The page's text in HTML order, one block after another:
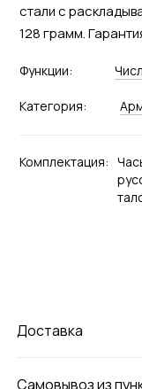
стали с
128 грамм.
Функции:
Категория:
Комплектация:
Доставка
Самовывоз из